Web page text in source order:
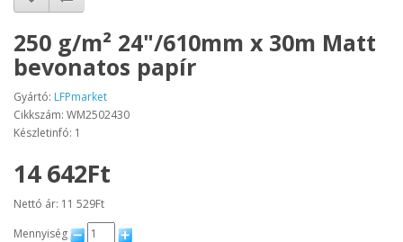
250 g/m² 24"/610mm x 30m Matt
bevonatos papír
Gyártó: LFPmarket
Cikkszám: WM2502430
Készletinfó: 1
14 642Ft
Nettó ár: 11 529Ft
Mennyiség